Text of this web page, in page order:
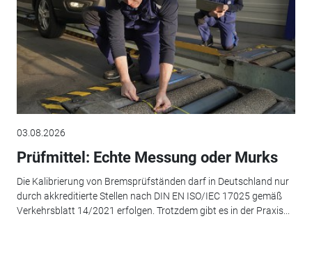
03.08.2026
Prüfmittel: Echte Messung oder Murks
Die Kalibrierung von Bremsprüfständen darf in Deutschland nur
durch akkreditierte Stellen nach DIN EN ISO/IEC 17025 gemäß
Verkehrsblatt 14/2021 erfolgen. Trotzdem gibt es in der Praxis...